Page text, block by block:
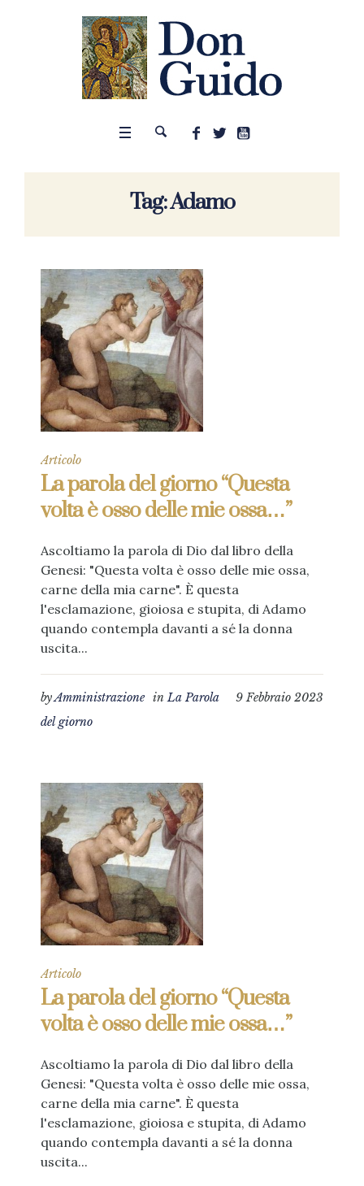
Tag:Adamo
Articolo
La parola del giorno “Questa
volta è osso delle mie ossa…”
Ascoltiamo la parola di Dio dal libro della
Genesi: "Questa volta è osso delle mie ossa,
carne della mia carne". È questa
l'esclamazione, gioiosa e stupita, di Adamo
quando contempla davanti a sé la donna
uscita...
9 Febbraio 2023
byAmministrazione inLa Parola
del giorno
Articolo
La parola del giorno “Questa
volta è osso delle mie ossa…”
Ascoltiamo la parola di Dio dal libro della
Genesi: "Questa volta è osso delle mie ossa,
carne della mia carne". È questa
l'esclamazione, gioiosa e stupita, di Adamo
quando contempla davanti a sé la donna
uscita...